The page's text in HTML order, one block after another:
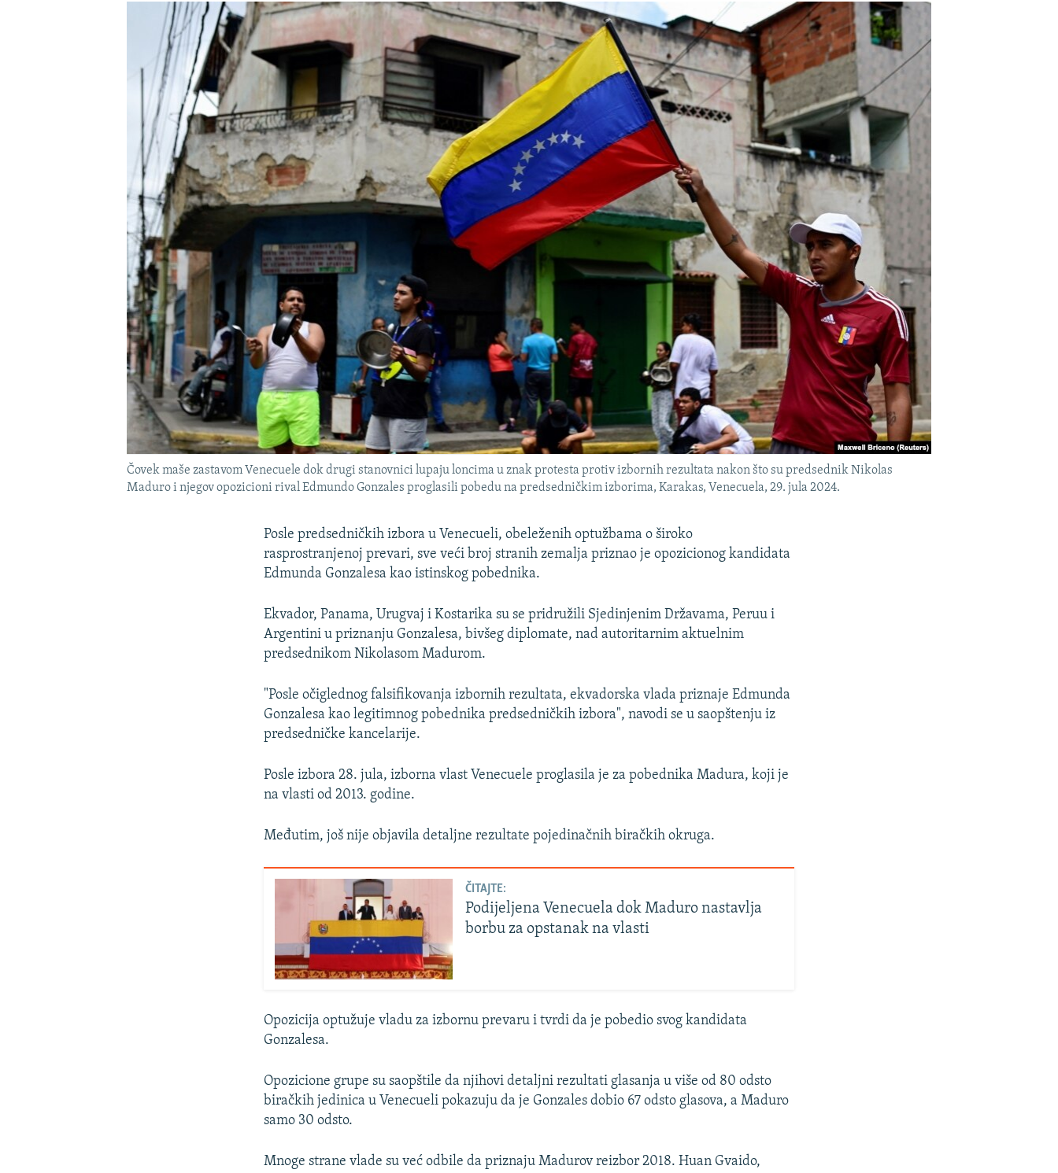
POPLAVE I KLIZIŠTA U BIH 2024.
TRI DECENIJE OD RATA U BIH
NASTANAK I RASPAD JUGOSLAVIJE
Čovek maše zastavom Venecuele dok drugi stanovnici lupaju loncima u znak protesta protiv izbornih rezultata nakon što su predsednik Nikolas
Maduro i njegov opozicioni rival Edmundo Gonzales proglasili pobedu na predsedničkim izborima, Karakas, Venecuela, 29. jula 2024.
Posle predsedničkih izbora u Venecueli, obeleženih optužbama o široko
rasprostranjenoj prevari, sve veći broj stranih zemalja priznao je opozicionog kandidata
Edmunda Gonzalesa kao istinskog pobednika.
Ekvador, Panama, Urugvaj i Kostarika su se pridružili Sjedinjenim Državama, Peruu i
Argentini u priznanju Gonzalesa, bivšeg diplomate, nad autoritarnim aktuelnim
predsednikom Nikolasom Madurom.
"Posle očiglednog falsifikovanja izbornih rezultata, ekvadorska vlada priznaje Edmunda
Gonzalesa kao legitimnog pobednika predsedničkih izbora", navodi se u saopštenju iz
predsedničke kancelarije.
Posle izbora 28. jula, izborna vlast Venecuele proglasila je za pobednika Madura, koji je
na vlasti od 2013. godine.
Međutim, još nije objavila detaljne rezultate pojedinačnih biračkih okruga.
ČITAJTE:
Podijeljena Venecuela dok Maduro nastavlja
borbu za opstanak na vlasti
Opozicija optužuje vladu za izbornu prevaru i tvrdi da je pobedio svog kandidata
Gonzalesa.
Opozicione grupe su saopštile da njihovi detaljni rezultati glasanja u više od 80 odsto
biračkih jedinica u Venecueli pokazuju da je Gonzales dobio 67 odsto glasova, a Maduro
samo 30 odsto.
Mnoge strane vlade su već odbile da priznaju Madurov reizbor 2018. Huan Gvaido,